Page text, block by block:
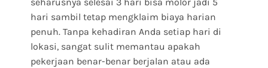
hari sambil tetap mengklaim biaya harian
penuh. Tanpa kehadiran Anda setiap hari di
lokasi, sangat sulit memantau apakah
pekerjaan benar-benar berjalan atau ada